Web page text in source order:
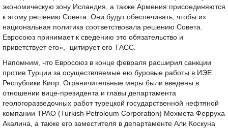
экономическую зону Исландия, а также Армения присоединяются
к этому решению Совета. Они будут обеспечивать, чтобы их
национальная политика соответствовала решению Совета.
Евросоюз принимает к сведению это обязательство и
приветствует его»,- цитирует его ТАСС.
Напомним, что Евросоюз в конце февраля расширил санкции
против Турции за осуществляемые ею буровые работы в ИЭЕ
Республики Кипр. Ограничительные меры были введены в
отношении вице-президента и главы департамента
геологоразведочных работ турецкой государственной нефтяной
компании TPAO (Turkish Petroleum Corporation) Мехмета Ферруха
Акалина, а также его заместителя в департаменте Али Коскуна